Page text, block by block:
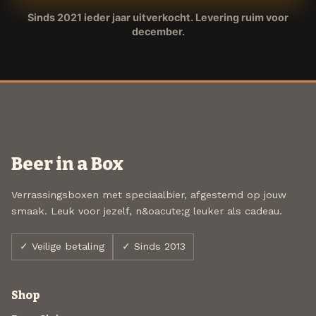
Sinds 2021 ieder jaar uitverkocht. Levering ruim voor
december.
Beer in a Box
Verrassingsboxen met speciaalbier, afgestemd op jouw
smaak. Leuk voor jezelf, n&oacute;g leuker als cadeau.
✓ Veilige betaling ✓ Sinds 2013
Shop